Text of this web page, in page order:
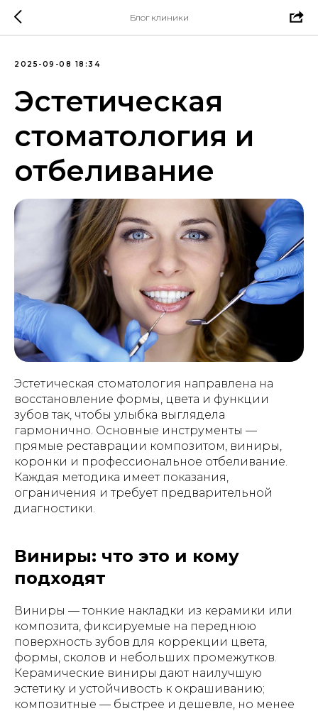
Блог клиники
2025-09-08 18:34
Эстетическая
стоматология и
отбеливание
Эстетическая стоматология направлена на
восстановление формы, цвета и функции
зубов так, чтобы улыбка выглядела
гармонично. Основные инструменты —
прямые реставрации композитом, виниры,
коронки и профессиональное отбеливание.
Каждая методика имеет показания,
ограничения и требует предварительной
диагностики.
Виниры: что это и кому
подходят
Виниры — тонкие накладки из керамики или
композита, фиксируемые на переднюю
поверхность зубов для коррекции цвета,
формы, сколов и небольших промежутков.
Керамические виниры дают наилучшую
эстетику и устойчивость к окрашиванию;
композитные — быстрее и дешевле, но менее